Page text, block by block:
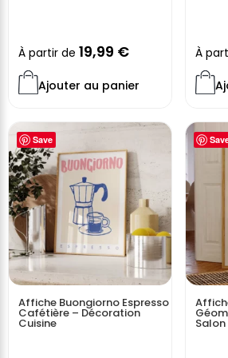
Un intérieur moderne ou scandinave
Créer un mur décoratif fort en
Offrir un cadeau élégant et
Apportez profondeur, caractère et
décoration grâce à ce triptyque
Vendue sans cadre
À partir de 19,99 €
Ajouter au panier
À
Save
Affiche Buongiorno Espresso
Cafétière – Décoration
Cuisine